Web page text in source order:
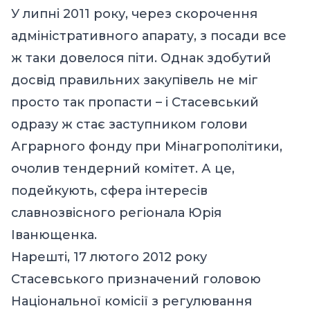
У липні 2011 року, через скорочення
адміністративного апарату, з посади все
ж таки довелося піти. Однак здобутий
досвід правильних закупівель не міг
просто так пропасти – і Стасевський
одразу ж стає заступником голови
Аграрного фонду при Мінагрополітики,
очолив тендерний комітет. А це,
подейкують, сфера інтересів
славнозвісного регіонала Юрія
Іванющенка.
Нарешті, 17 лютого 2012 року
Стасевського призначений головою
Національної комісії з регулювання